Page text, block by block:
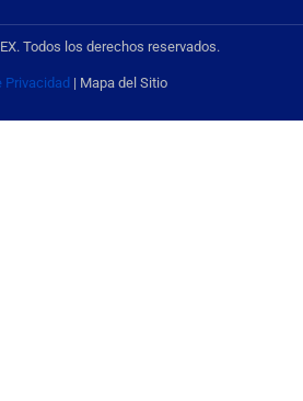
Todos los derechos reservados.
Privacidad | Mapa del Sitio